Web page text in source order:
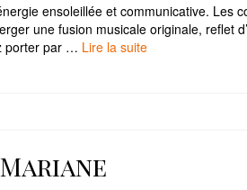
ensoleillée et communicative. Les
une fusion musicale originale, reflet
porter par … Lire la suite­­
Mariane